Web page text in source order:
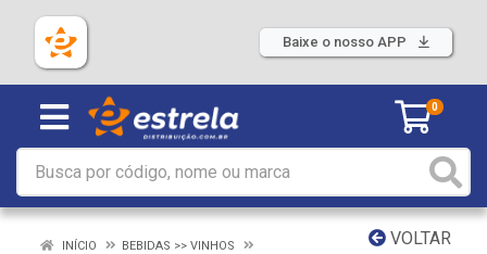
Baixe o nosso APP
0
VOLTAR
INÍCIO
BEBIDAS >> VINHOS